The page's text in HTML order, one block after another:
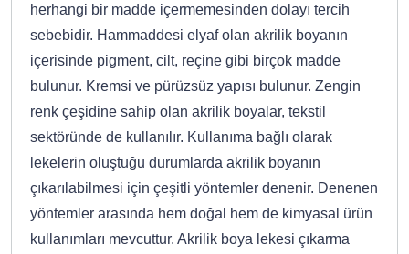
herhangi bir madde içermemesinden dolayı tercih
sebebidir. Hammaddesi elyaf olan akrilik boyanın
içerisinde pigment, cilt, reçine gibi birçok madde
bulunur. Kremsi ve pürüzsüz yapısı bulunur. Zengin
renk çeşidine sahip olan akrilik boyalar, tekstil
sektöründe de kullanılır. Kullanıma bağlı olarak
lekelerin oluştuğu durumlarda akrilik boyanın
çıkarılabilmesi için çeşitli yöntemler denenir. Denenen
yöntemler arasında hem doğal hem de kimyasal ürün
kullanımları mevcuttur. Akrilik boya lekesi çıkarma